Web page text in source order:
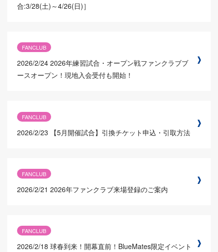
合:3/28(土)～4/26(日)］
FANCLUB
2026/2/24 2026年練習試合・オープン戦ファンクラブブ
ースオープン！現地入会受付も開始！
FANCLUB
2026/2/23 【5月開催試合】引換チケット申込・引取方法
FANCLUB
2026/2/21 2026年ファンクラブ来場登録のご案内
FANCLUB
2026/2/18 球春到来！開幕直前！BlueMates限定イベント